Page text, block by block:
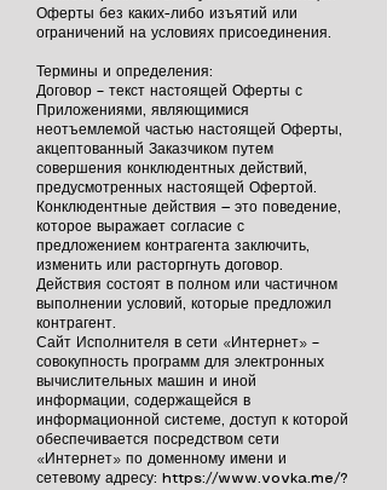
Оферты без каких-либо изъятий или
ограничений на условиях присоединения.
Термины и определения:
Договор – текст настоящей Оферты с
Приложениями, являющимися
неотъемлемой частью настоящей Оферты,
акцептованный Заказчиком путем
совершения конклюдентных действий,
предусмотренных настоящей Офертой.
Конклюдентные действия — это поведение,
которое выражает согласие с
предложением контрагента заключить,
изменить или расторгнуть договор.
Действия состоят в полном или частичном
выполнении условий, которые предложил
контрагент.
Сайт Исполнителя в сети «Интернет» –
совокупность программ для электронных
вычислительных машин и иной
информации, содержащейся в
информационной системе, доступ к которой
обеспечивается посредством сети
«Интернет» по доменному имени и
сетевому адресу:
https://www.vovka.me/?